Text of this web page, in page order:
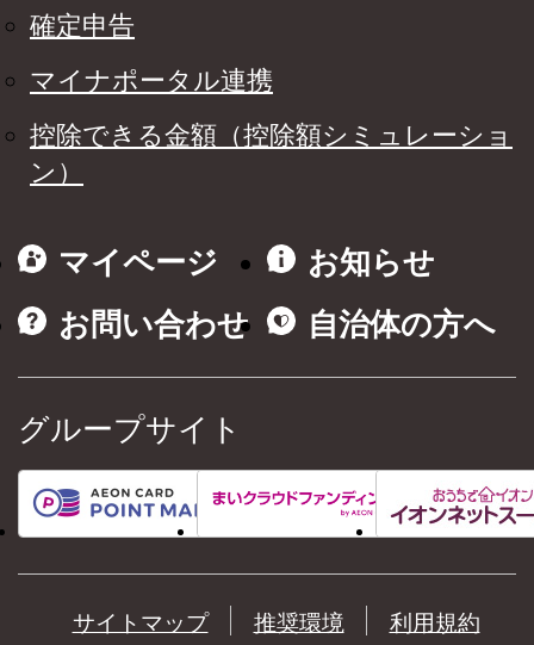
確定申告
マイナポータル連携
控除できる金額（控除額シミュレーショ
ン）
マイページ
お知らせ
お問い合わせ
自治体の方へ
グループサイト
サイトマップ 推奨環境
利用規約